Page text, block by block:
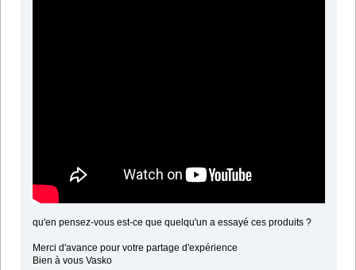
qu'en pensez-vous est-ce que quelqu'un a essayé ces produits ?
Merci d'avance pour votre partage d'expérience
Bien à vous Vasko